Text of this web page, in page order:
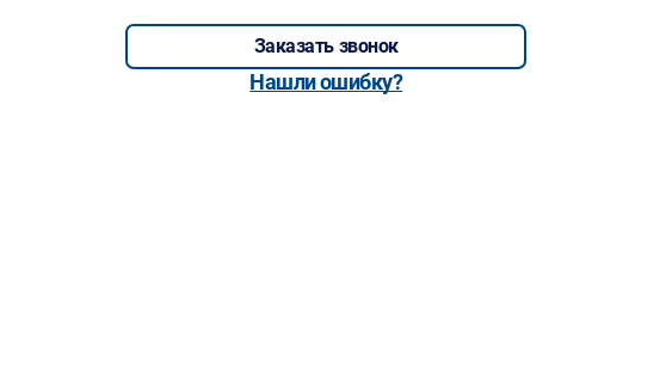
Заказать звонок
Нашли ошибку?